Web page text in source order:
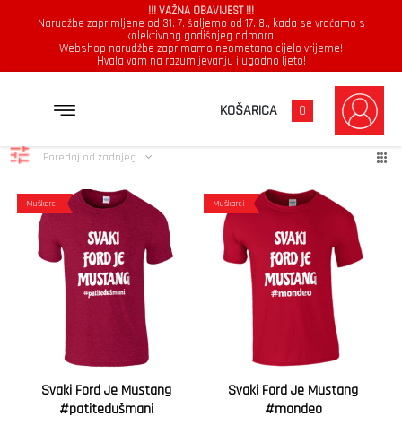
!!! VAŽNA OBAVIJEST !!!
Narudžbe zaprimljene od 31. 7. šaljemo od 17. 8., kada se vraćamo s
kolektivnog godišnjeg odmora.
Webshop narudžbe zaprimamo neometano cijelo vrijeme!
Hvala vam na razumijevanju i ugodno ljeto!
KOŠARICA 0
Indigo Plava Prikazujemo 1–12 od 435 rezultata
po
Poredaj od zadnjeg
Muškarci
Svaki Ford Je Mustang
#patitedušmani
Muškarci
Svaki Ford Je Mustang
#mondeo